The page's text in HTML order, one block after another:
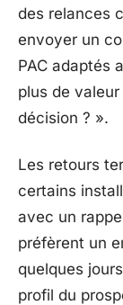
des relances
envoyer un
PAC adaptés
plus de
décision ? ».
Les retours
certains
avec un
préfèrent un
quelques
profil du